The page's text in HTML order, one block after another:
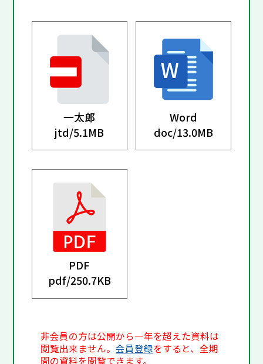
一太郎
jtd/5.1MB
Word
doc/13.0MB
PDF
pdf/250.7KB
非会員の方は公開から一年を超えた資料は
閲覧出来ません。会員登録をすると、全期
間の資料を閲覧できます。